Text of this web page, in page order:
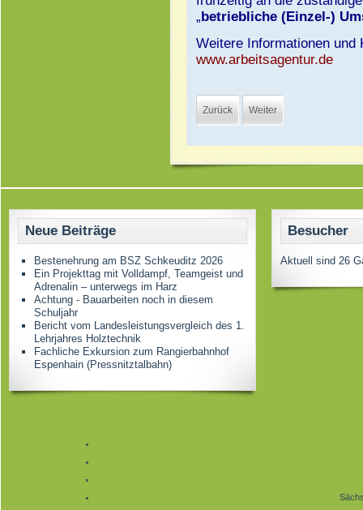
„ betriebliche (Einzel-)
Weitere Informationen und
www.arbeitsagentur.de
Zurück Weiter
Neue Beiträge
Bestenehrung am BSZ Schkeuditz 2026
Ein Projekttag mit Volldampf, Teamgeist und
Adrenalin – unterwegs im Harz
Achtung - Bauarbeiten noch in diesem
Schuljahr
Bericht vom Landesleistungsvergleich des 1.
Lehrjahres Holztechnik
Fachliche Exkursion zum Rangierbahnhof
Espenhain (Pressnitztalbahn)
Besucher
Aktuell sind 26